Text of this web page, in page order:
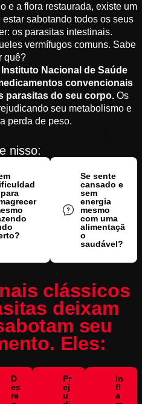
e a flora restaurada, existe um
sabotando todos os seus
os parasitas intestinais.
vermífugos comuns. Sabe
quê?
Nacional de Saúde
convencionais
parasitas do seu corpo. Os
seu metabolismo e
perda de peso.
nisso:
Se sente
cansado e
sem
energia
mesmo
com uma
alimentaçã
o
saudável?
clássicos
deixam
seu
Eles:
D
es
re
Pr
ej
u
In
fl
a